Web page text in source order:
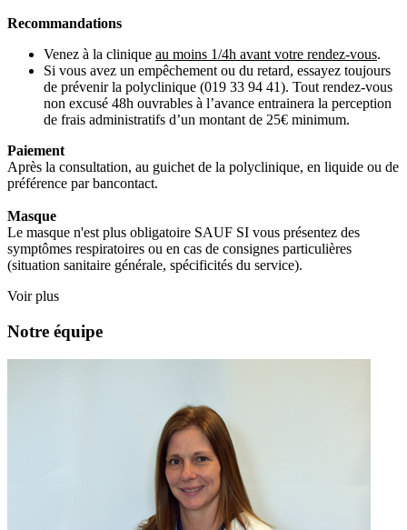
Recommandations
Venez à la clinique au moins 1/4h avant votre rendez-vous.
Si vous avez un empêchement ou du retard, essayez toujours
de prévenir la polyclinique (019 33 94 41). Tout rendez-vous
non excusé 48h ouvrables à l’avance entrainera la perception
de frais administratifs d’un montant de 25€ minimum.
Paiement
Après la consultation, au guichet de la polyclinique, en liquide ou de
préférence par bancontact.
Masque
Le masque n'est plus obligatoire SAUF SI vous présentez des
symptômes respiratoires ou en cas de consignes particulières
(situation sanitaire générale, spécificités du service).
Voir plus
Notre équipe